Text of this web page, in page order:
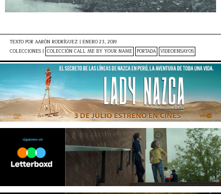
TEXTO POR AARÓN RODRÍGUEZ | ENERO 23, 2019
COLECCIONES | COLECCIÓN CALL ME BY YOUR NAME PORTADA VIDEOENSAYOS